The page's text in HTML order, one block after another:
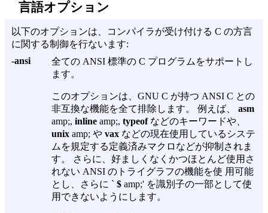
言語オプション
以下のオプションは、コンパイラが受け付ける C の方言
に関する制御を行ないます:
-ansi
全ての ANSI 標準の C プログラムをサポートし
ます。
このオプションは、GNU C が持つ ANSI C との
非互換な機能を全て排除します。 例えば、 asm
amp;, inline amp;, typeofなどのキーワードや、
unix amp; や vax などの現在使用しているシステ
ムを規定する定義済みマクロなどが抑制されま
す。 さらに、好ましくなくかつほとんど使用さ
れない ANSI のトライグラフの機能を使 用可能
とし、さらに ` $ amp;' を識別子の一部として使
用できないようにします。